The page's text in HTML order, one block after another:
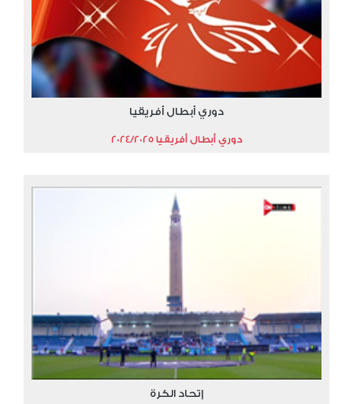
دوري أبطال أفريقيا
دوري أبطال أفريقيا 2024/2025
إتحاد الكرة